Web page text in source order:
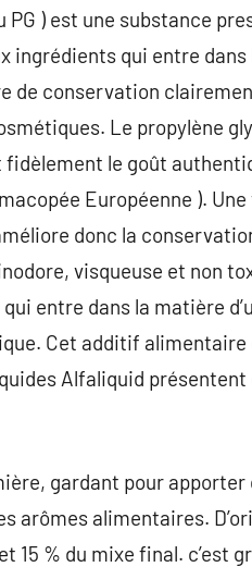
PG ) est une substance
ingrédients qui entre
de conservation
Le propylène
le goût
Européenne ).
donc la
visqueuse et non
entre dans la matière
Cet additif alimentaire
Alfaliquid
gardant pour
arômes alimentaires.
15 % du mixe final. c’est